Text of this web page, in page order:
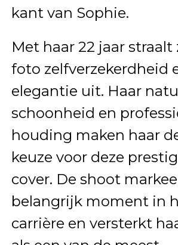
kant van Sophie.
Met haar 22 jaar straalt
foto zelfverzekerdheid
elegantie uit. Haar
schoonheid en
houding maken haar
keuze voor deze
cover. De shoot
belangrijk moment in
carrière en versterkt